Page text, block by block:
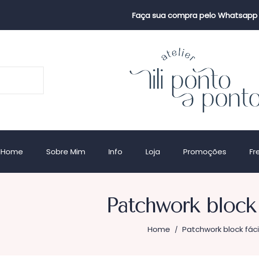
Faça sua compra pelo Whatsapp
Home Sobre Mim Info Loja Promoções
Patchwork
Home / Patchwork block